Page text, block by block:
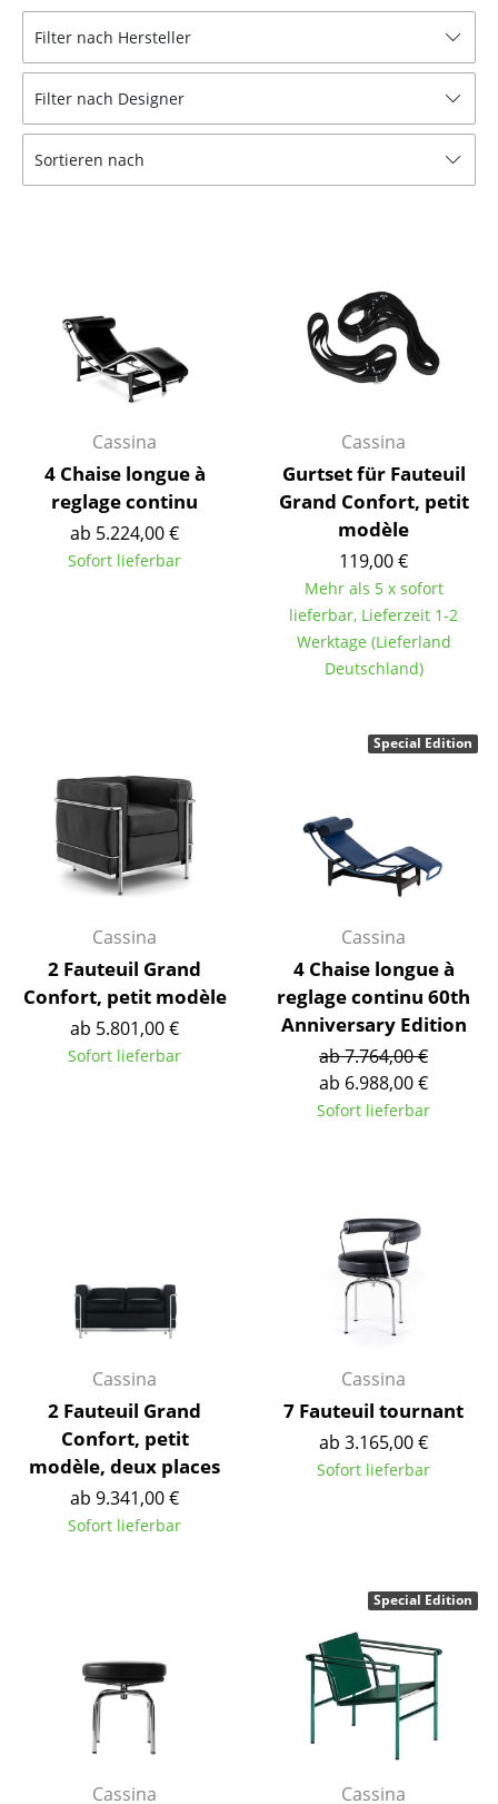
Hocker
Bänke & Liegen
Sitzsäcke
Gartenstühle
Konferenzstühle
Bürosessel
Einzelteile
... alle Sitzmöbel
Tische
Esstische
Konferenztische
Stehtische & Stehpulte
Kindertische
Gartentische
Servierwagen
Einzelteile
... alle Tische
Sideboards & Kommoden
TV Möbel
Beistell- & Rollcontainer
Barmöbel
Garderoben
Kleinaufbewahrung
Hängeleuchten & Deckenleuchten
Tischleuchten
Schreibtischleuchten
Filter nach Hersteller
Filter nach Designer
Sortieren nach
Cassina
4 Chaise longue à
reglage continu
ab 5.224,00 €
Sofort lieferbar
Cassina
Gurtset für Fauteuil
Grand Confort, petit
modèle
119,00 €
Mehr als 5 x sofort
lieferbar, Lieferzeit 1-2
Werktage (Lieferland
Deutschland)
Cassina
2 Fauteuil Grand
Confort, petit modèle
ab 5.801,00 €
Sofort lieferbar
Cassina
4 Chaise longue à
reglage continu 60th
Anniversary Edition
ab 7.764,00 €
ab 6.988,00 €
Sofort lieferbar
Special Edition
Cassina
2 Fauteuil Grand
Confort, petit
modèle, deux places
ab 9.341,00 €
Sofort lieferbar
Cassina
7 Fauteuil tournant
ab 3.165,00 €
Sofort lieferbar
Cassina Cassina
Special Edition